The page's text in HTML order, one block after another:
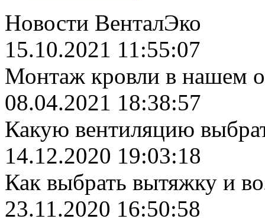
Новости ВенталЭко
15.10.2021 11:55:07
Монтаж кровли в нашем
08.04.2021 18:38:57
Какую вентиляцию
14.12.2020 19:03:18
Как выбрать вытяжку и
23.11.2020 16:50:58